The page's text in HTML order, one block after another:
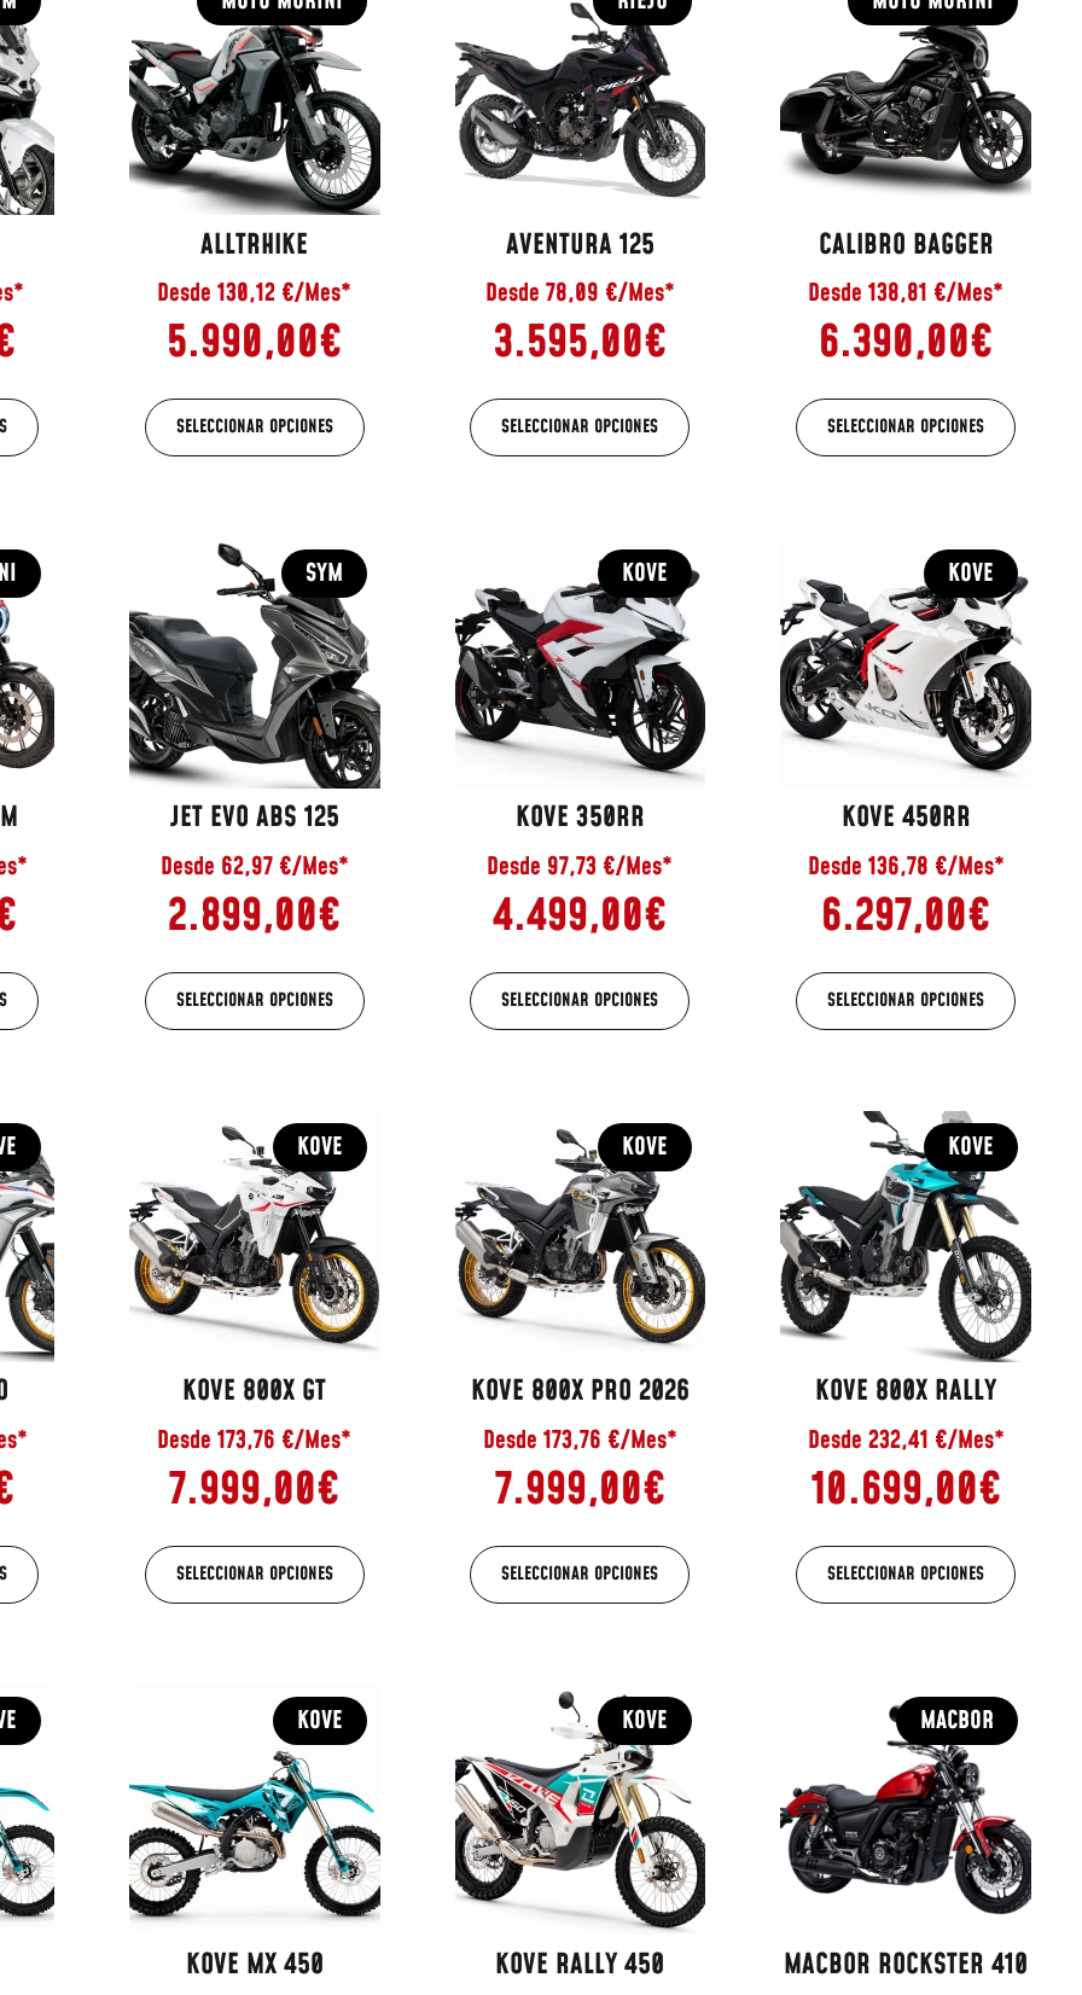
ALLTRHIKE
Desde 130,12 €/Mes*
5.990,00€
SELECCIONAR OPCIONES
AVENTURA 125
Desde 78,09 €/Mes*
3.595,00€
SELECCIONAR OPCIONES
CALIBRO BAGGER
Desde 138,81 €/Mes*
6.390,00€
SELECCIONAR OPCIONES
SYM
JET EVO ABS 125
Desde 62,97 €/Mes*
2.899,00€
SELECCIONAR OPCIONES
KOVE
KOVE 350RR
Desde 97,73 €/Mes*
4.499,00€
SELECCIONAR OPCIONES
KOVE
KOVE 450RR
Desde 136,78 €/Mes*
6.297,00€
SELECCIONAR OPCIONES
KOVE
KOVE 800X GT
Desde 173,76 €/Mes*
7.999,00€
SELECCIONAR OPCIONES
KOVE
KOVE 800X PRO 2026
Desde 173,76 €/Mes*
7.999,00€
SELECCIONAR OPCIONES
KOVE
KOVE 800X RALLY
Desde 232,41 €/Mes*
10.699,00€
SELECCIONAR OPCIONES
KOVE
KOVE MX 450
KOVE
KOVE RALLY 450
MACBOR
MACBOR ROCKSTER 410